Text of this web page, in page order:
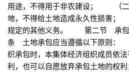
用途，不得用于非农建设； （二
地，不得给土地造成永久性损害
规定的其他义务。 第二节 承
条 土地承包应当遵循以下原则
织承包时，本集体经济组织成员依
利，也可以自愿放弃承包土地的